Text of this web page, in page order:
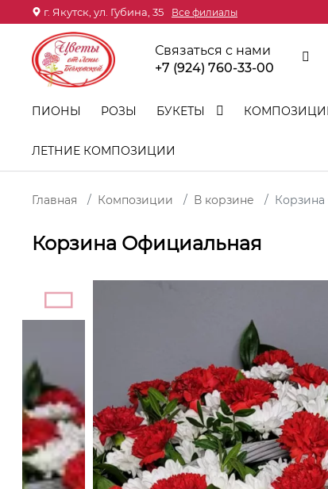
г. Якутск, ул. Губина, 35 Все филиалы
Связаться с нами
+7 (924) 760-33-00
ПИОНЫ РОЗЫ БУКЕТЫ
ЛЕТНИЕ КОМПОЗИЦИИ
Главная Композиции В корзине
Корзина Официальная